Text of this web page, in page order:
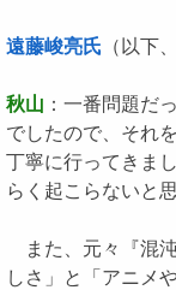
遠藤峻亮氏 （以下、
秋山 ：一番問題だ
でしたので、それ
丁寧に行ってきま
らく起こらないと
また、元々『混
しさ」と「アニメ